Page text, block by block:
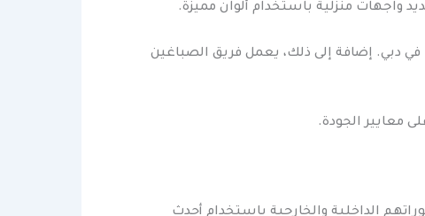
منزلية باستخدام ألوان مميزة.
في دبي. إضافة إلى ذلك، يعمل فريق الصباغين
معايير الجودة.
الداخلية والخارجية باستخدام أحدث